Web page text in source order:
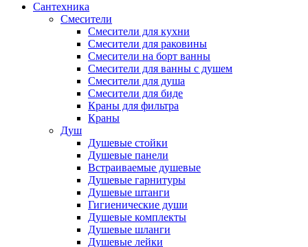
Сантехника
Смесители
Смесители для кухни
Смесители для раковины
Смесители на борт ванны
Смесители для ванны с душем
Смесители для душа
Смесители для биде
Краны для фильтра
Краны
Душ
Душевые стойки
Душевые панели
Встраиваемые душевые
Душевые гарнитуры
Душевые штанги
Гигиенические души
Душевые комплекты
Душевые шланги
Душевые лейки